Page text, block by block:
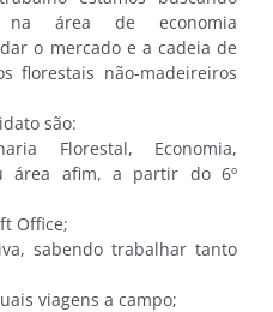
na área de economia
o mercado e a cadeia de
florestais não-madeireiros
são:
Florestal, Economia,
área afim, a partir do 6º
Office;
sabendo trabalhar tanto
viagens a campo;